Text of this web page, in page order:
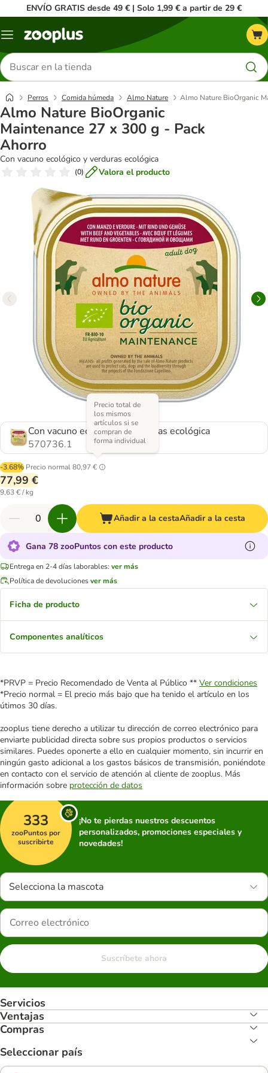
ENVÍO GRATIS desde 49 € | Solo 1,99 € a partir de 29 €
Menú
Buscar
productos
Perros Comida húmeda Almo Nature Almo Nature BioOrganic
Almo Nature BioOrganic
Maintenance 27 x 300 g - Pack
Ahorro
Con vacuno ecológico y verduras ecológica
(0) Valora el producto
Con vacuno ecológico y verduras ecológica
570736.1
-3.68% Precio normal80,97 €
Precio total de
los mismos
artículos si se
compran de
forma individual
77,99 €
9,63 € / kg
Añadir a la cestaAñadir a la cesta
Gana 78 zooPuntos con este producto
Entrega en 2-4 días laborables: ver más
Política de devolucionesver más
Ficha de producto
Componentes analíticos
*PRVP = Precio Recomendado de Venta al Público ** Ver condiciones
*Precio normal = El precio más bajo que ha tenido el artículo en los
útimos 30 días.
zooplus tiene derecho a utilizar tu dirección de correo electrónico para
enviarte publicidad directa sobre sus propios productos o servicios
similares. Puedes oponerte a ello en cualquier momento, sin incurrir en
ningún gasto adicional a los gastos básicos de transmisión, poniéndote
en contacto con el servicio de atención al cliente de zooplus. Más
información sobre protección de datos
333
zooPuntos por
suscribirte
¡No te pierdas nuestros descuentos
personalizados, promociones especiales y
novedades!
Selecciona la mascota
Suscríbete ahora
Servicios
Ventajas
Compras
Seleccionar país